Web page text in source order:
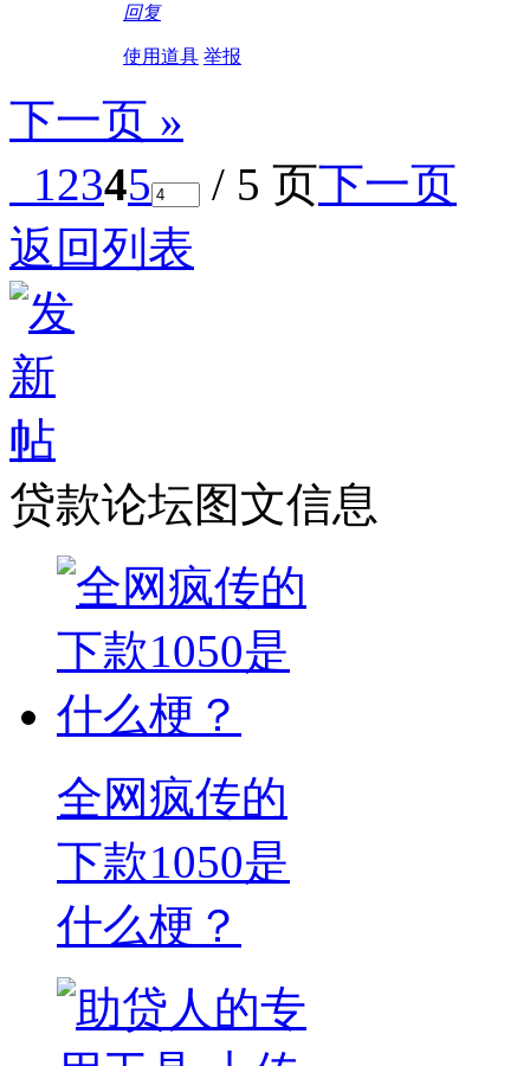
回复
使用道具 举报
下一页 »
12345 / 5 页下一页
返回列表
贷款论坛图文信息
全网疯传的
下款1050是
什么梗？